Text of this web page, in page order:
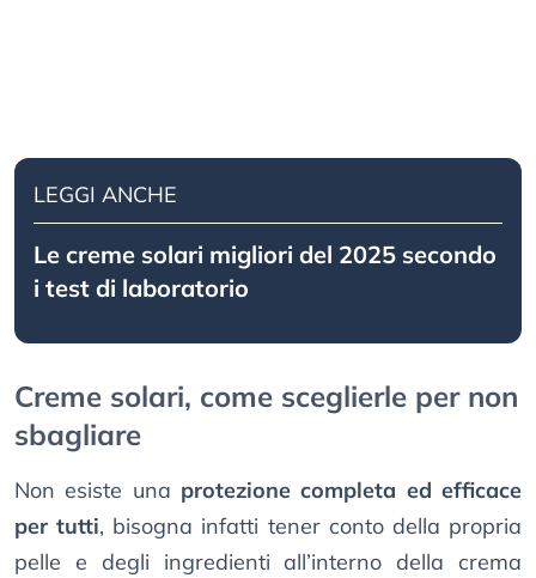
LEGGI ANCHE
Le creme solari migliori del 2025 secondo
i test di laboratorio
Creme solari, come sceglierle per non
sbagliare
Non esiste una protezione completa ed efficace
per tutti, bisogna infatti tener conto della propria
pelle e degli ingredienti all’interno della crema